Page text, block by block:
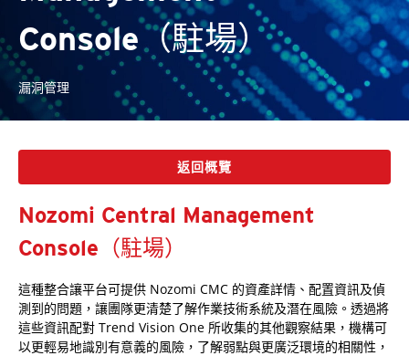
Console（駐場）
漏洞管理
返回概覽
Nozomi Central Management
Console（駐場）
這種整合讓平台可提供 Nozomi CMC 的資產詳情、配置資訊及偵
測到的問題，讓團隊更清楚了解作業技術系統及潛在風險。透過將
這些資訊配對 Trend Vision One 所收集的其他觀察結果，機構可
以更輕易地識別有意義的風險，了解弱點與更廣泛環境的相關性，